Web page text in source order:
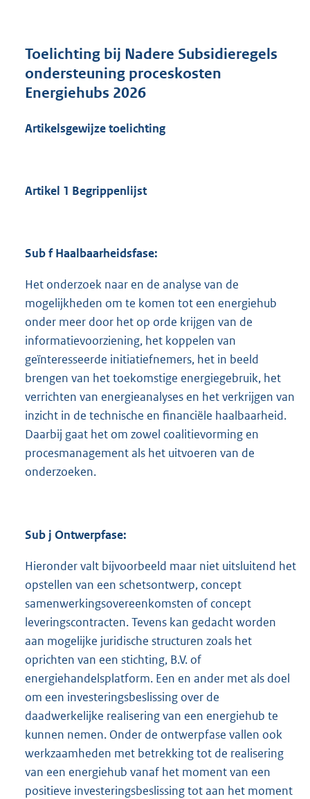
Toelichting bij Nadere Subsidieregels
ondersteuning proceskosten
Energiehubs 2026
Artikelsgewijze toelichting
Artikel 1 Begrippenlijst
Sub f Haalbaarheidsfase:
Het onderzoek naar en de analyse van de
mogelijkheden om te komen tot een energiehub
onder meer door het op orde krijgen van de
informatievoorziening, het koppelen van
geïnteresseerde initiatiefnemers, het in beeld
brengen van het toekomstige energiegebruik, het
verrichten van energieanalyses en het verkrijgen van
inzicht in de technische en financiële haalbaarheid.
Daarbij gaat het om zowel coalitievorming en
procesmanagement als het uitvoeren van de
onderzoeken.
Sub j Ontwerpfase:
Hieronder valt bijvoorbeeld maar niet uitsluitend het
opstellen van een schetsontwerp, concept
samenwerkingsovereenkomsten of concept
leveringscontracten. Tevens kan gedacht worden
aan mogelijke juridische structuren zoals het
oprichten van een stichting, B.V. of
energiehandelsplatform. Een en ander met als doel
om een investeringsbeslissing over de
daadwerkelijke realisering van een energiehub te
kunnen nemen. Onder de ontwerpfase vallen ook
werkzaamheden met betrekking tot de realisering
van een energiehub vanaf het moment van een
positieve investeringsbeslissing tot aan het moment